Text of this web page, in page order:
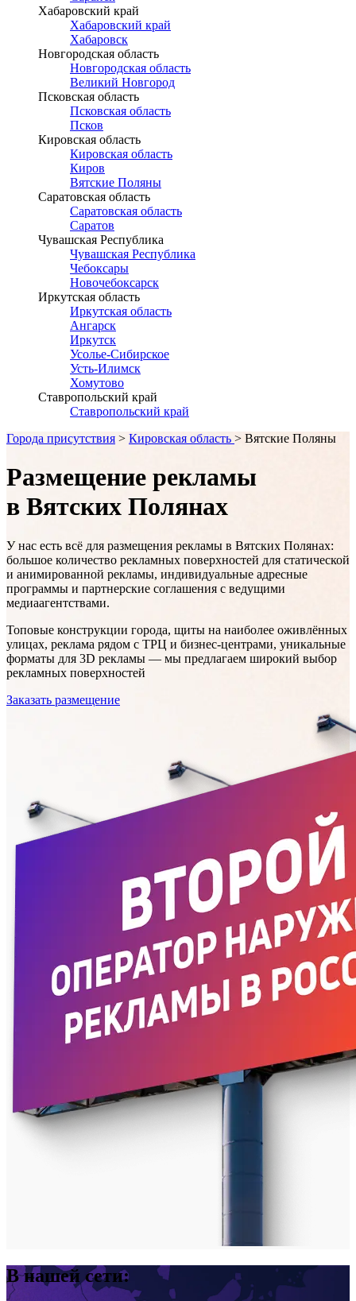
Хабаровский край
Хабаровский край
Хабаровск
Новгородская область
Новгородская область
Великий Новгород
Псковская область
Псковская область
Псков
Кировская область
Кировская область
Киров
Вятские Поляны
Саратовская область
Саратовская область
Саратов
Чувашская Республика
Чувашская Республика
Чебоксары
Новочебоксарск
Иркутская область
Иркутская область
Ангарск
Иркутск
Усолье-Сибирское
Усть-Илимск
Хомутово
Ставропольский край
Ставропольский край
Города присутствия > Кировская область > Вятские Поляны
Размещение рекламы
в Вятских Полянах
У нас есть всё для размещения рекламы в Вятских Полянах:
большое количество рекламных поверхностей для статической
и анимированной рекламы, индивидуальные адресные
программы и партнерские соглашения с ведущими
медиаагентствами.
Топовые конструкции города, щиты на наиболее оживлённых
улицах, реклама рядом с ТРЦ и бизнес-центрами, уникальные
форматы для 3D рекламы — мы предлагаем широкий выбор
рекламных поверхностей
Заказать размещение
В нашей сети: